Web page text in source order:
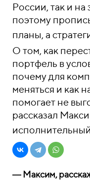
России, так и
поэтому
планы, а
О том, как
портфель в
почему для
меняться и как
помогает не
рассказал
― Максим,